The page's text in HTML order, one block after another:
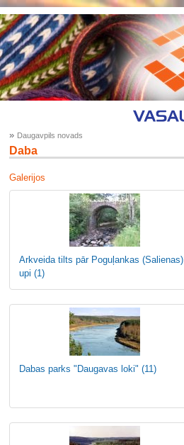
» Daugavpils novads
Daba
Galerijos
Arkveida tilts pār Poguļankas (Salienas)
upi (1)
Dabas parks "Daugavas loki" (11)